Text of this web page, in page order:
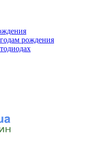
рождения